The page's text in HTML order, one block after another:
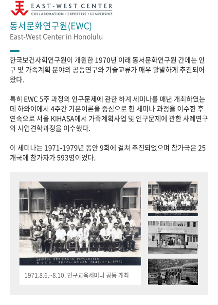
동서문화연구원(EWC)
East-West Center in Honolulu
한국보건사회연구원이 개원한 1970년 이래 동서문화연구원 간에는 인
구 및 가족계획 분야의 공동연구와 기술교류가 매우 활발하게 추진되어
왔다.
특히 EWC 5주 과정의 인구문제에 관한 하계 세미나를 매년 개최하였는
데 하와이에서 4주간 기본이론을 중심으로 한 세미나 과정을 이수한 후
연속으로 서울 KIHASA에서 가족계획사업 및 인구문제에 관한 사례연구
와 사업견학과정을 이수했다.
이 세미나는 1971-1979년 동안 9회에 걸쳐 추진되었으며 참가국은 25
개국에 참가자가 593명이었다.
1971.8.6.~8.10. 인구교육세미나 공동 개최